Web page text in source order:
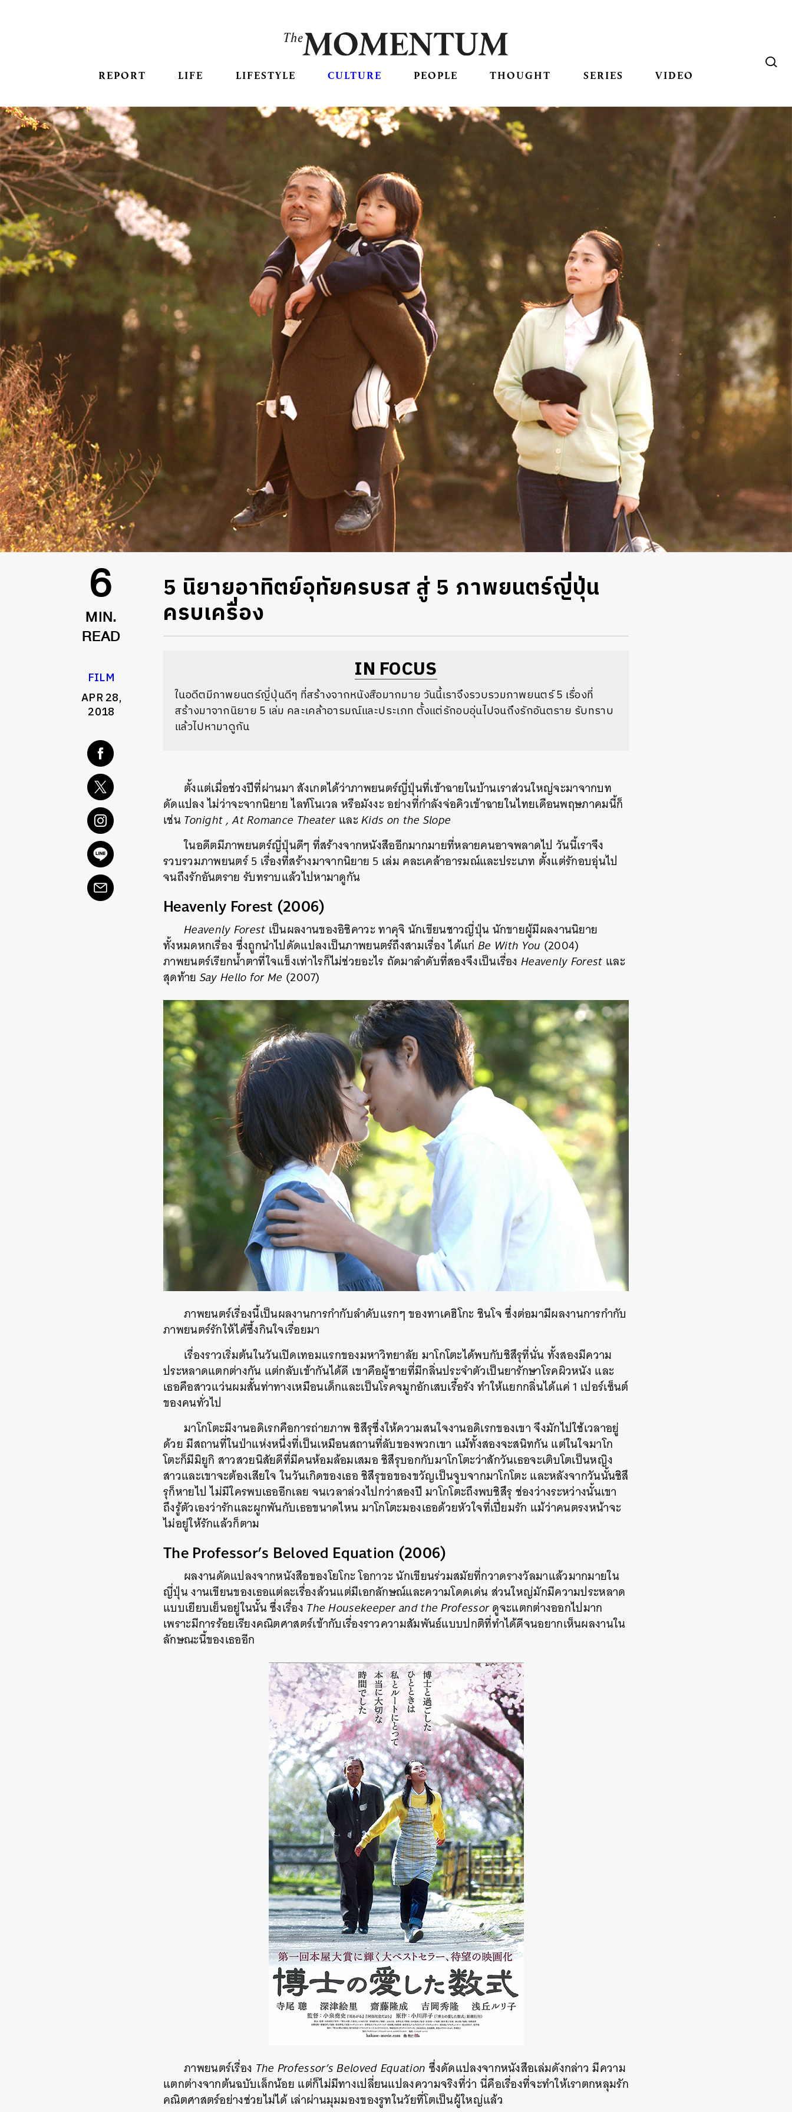
REPORT LIFE LIFESTYLE CULTURE PEOPLE THOUGHT SERIES VIDEO
6
MIN.
READ
FILM
APR 28,
2018
5 นิยายอาทิตย์อุทัยครบรส สู่ 5 ภาพยนตร์ญี่ปุ่น
ครบเครื่อง
IN FOCUS
ในอดีตมีภาพยนตร์ญี่ปุ่นดีๆ ที่สร้างจากหนังสือมากมาย วันนี้เราจึงรวบรวมภาพยนตร์ 5 เรื่องที่
สร้างมาจากนิยาย 5 เล่ม คละเคล้าอารมณ์และประเภท ตั้งแต่รักอบอุ่นไปจนถึงรักอันตราย รับทราบ
แล้วไปหามาดูกัน
ตั้งแต่เมื่อช่วงปีที่ผ่านมา สังเกตได้ว่าภาพยนตร์ญี่ปุ่นที่เข้าฉายในบ้านเราส่วนใหญ่จะมาจากบท
ดัดแปลง ไม่ว่าจะจากนิยาย ไลท์โนเวล หรือมังงะ อย่างที่กำลังจ่อคิวเข้าฉายในไทยเดือนพฤษภาคมนี้ก็
เช่นTonight , At Romance TheaterและKids on the Slope
ในอดีตมีภาพยนตร์ญี่ปุ่นดีๆ ที่สร้างจากหนังสืออีกมากมายที่หลายคนอาจพลาดไป วันนี้เราจึง
รวบรวมภาพยนตร์ 5 เรื่องที่สร้างมาจากนิยาย 5 เล่ม คละเคล้าอารมณ์และประเภท ตั้งแต่รักอบอุ่นไป
จนถึงรักอันตราย รับทราบแล้วไปหามาดูกัน
Heavenly Forest (2006)
Heavenly Forest เป็นผลงานของอิชิคาวะ ทาคุจิ นักเขียนชาวญี่ปุ่น นักขายผู้มีผลงานนิยาย
ทั้งหมดหกเรื่อง ซึ่งถูกนำไปดัดแปลงเป็นภาพยนตร์ถึงสามเรื่อง ได้แก่ Be With You (2004)
ภาพยนตร์เรียกน้ำตาที่ใจแข็งเท่าไรก็ไม่ช่วยอะไร ถัดมาลำดับที่สองจึงเป็นเรื่องHeavenly Forest และ
สุดท้าย Say Hello for Me (2007)
ภาพยนตร์เรื่องนี้เป็นผลงานการกำกับลำดับแรกๆ ของทาเคฮิโกะ ชินโจ ซึ่งต่อมามีผลงานการกำกับ
ภาพยนตร์รักให้ได้ซึ้งกินใจเรื่อยมา
เรื่องราวเริ่มต้นในวันเปิดเทอมแรกของมหาวิทยาลัย มาโกโตะได้พบกับชิสึรุที่นั่น ทั้งสองมีความ
ประหลาดแตกต่างกัน แต่กลับเข้ากันได้ดี เขาคือผู้ชายที่มีกลิ่นประจำตัวเป็นยารักษาโรคผิวหนัง และ
เธอคือสาวแว่นผมสั้นท่าทางเหมือนเด็กและเป็นโรคจมูกอักเสบเรื้อรัง ทำให้แยกกลิ่นได้แค่ 1 เปอร์เซ็นต์
ของคนทั่วไป
มาโกโตะมีงานอดิเรกคือการถ่ายภาพ ชิสึรุซึ่งให้ความสนใจงานอดิเรกของเขา จึงมักไปใช้เวลาอยู่
ด้วย มีสถานที่ในป่าแห่งหนึ่งที่เป็นเหมือนสถานที่ลับของพวกเขา แม้ทั้งสองจะสนิทกัน แต่ในใจมาโก
โตะก็มีมิยูกิ สาวสวยนิสัยดีที่มีคนห้อมล้อมเสมอ ชิสึรุบอกกับมาโกโตะว่าสักวันเธอจะเติบโตเป็นหญิง
สาวและเขาจะต้องเสียใจ ในวันเกิดของเธอ ชิสึรุขอของขวัญเป็นจูบจากมาโกโตะ และหลังจากวันนั้นชิสึ
รุก็หายไป ไม่มีใครพบเธออีกเลย จนเวลาล่วงไปกว่าสองปี มาโกโตะถึงพบชิสึรุ ช่องว่างระหว่างนั้นเขา
ถึงรู้ตัวเองว่ารักและผูกพันกับเธอขนาดไหน มาโกโตะมองเธอด้วยหัวใจที่เปี่ยมรัก แม้ว่าคนตรงหน้าจะ
ไม่อยู่ให้รักแล้วก็ตาม
The Professor’s Beloved Equation (2006)
ผลงานดัดแปลงจากหนังสือของโยโกะ โอกาวะ นักเขียนร่วมสมัยที่กวาดรางวัลมาแล้วมากมายใน
ญี่ปุ่น งานเขียนของเธอแต่ละเรื่องล้วนแต่มีเอกลักษณ์และความโดดเด่น ส่วนใหญ่มักมีความประหลาด
แบบเยียบเย็นอยู่ในนั้น ซึ่งเรื่อง The Housekeeper and the Professorดูจะแตกต่างออกไปมาก
เพราะมีการร้อยเรียงคณิตศาสตร์เข้ากับเรื่องราวความสัมพันธ์แบบปกติที่ทำได้ดีจนอยากเห็นผลงานใน
ลักษณะนี้ของเธออีก
ภาพยนตร์เรื่อง The Professor’s Beloved Equation ซึ่งดัดแปลงจากหนังสือเล่มดังกล่าว มีความ
แตกต่างจากต้นฉบับเล็กน้อย แต่ก็ไม่มีทางเปลี่ยนแปลงความจริงที่ว่า นี่คือเรื่องที่จะทำให้เราตกหลุมรัก
คณิตศาสตร์อย่างช่วยไม่ได้ เล่าผ่านมุมมองของรูทในวัยที่โตเป็นผู้ใหญ่แล้ว
ค้นหา
SHARE